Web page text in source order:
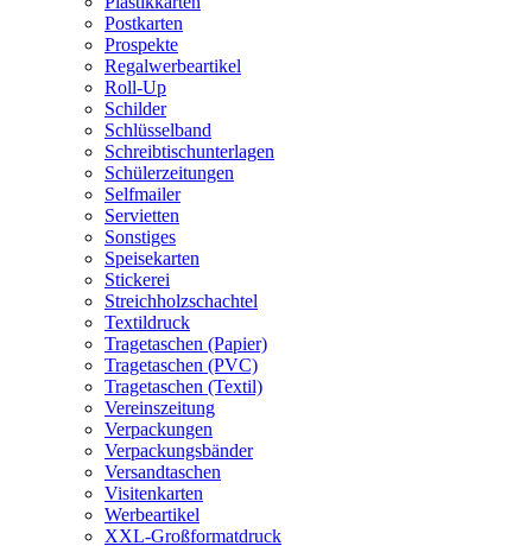
Postkarten
Prospekte
Regalwerbeartikel
Roll-Up
Schilder
Schlüsselband
Schreibtischunterlagen
Schülerzeitungen
Selfmailer
Servietten
Sonstiges
Speisekarten
Stickerei
Streichholzschachtel
Textildruck
Tragetaschen (Papier)
Tragetaschen (PVC)
Tragetaschen (Textil)
Vereinszeitung
Verpackungen
Verpackungsbänder
Versandtaschen
Visitenkarten
Werbeartikel
XXL-Großformatdruck